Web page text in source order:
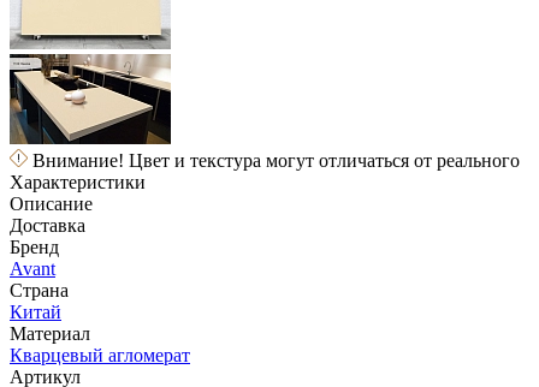
Внимание! Цвет и текстура могут отличаться от реального
Характеристики
Описание
Доставка
Бренд
Avant
Страна
Китай
Материал
Кварцевый агломерат
Артикул